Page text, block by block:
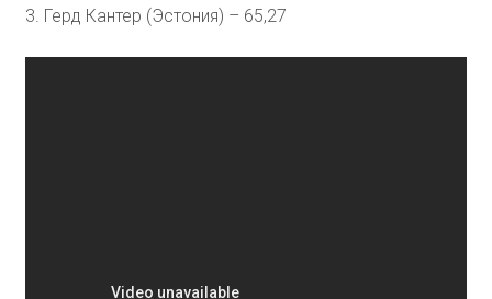
3. Герд Кантер (Эстония) – 65,27